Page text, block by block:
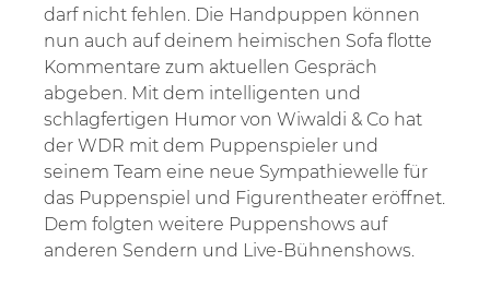
darf nicht fehlen. Die Handpuppen können
nun auch auf deinem heimischen Sofa flotte
Kommentare zum aktuellen Gespräch
abgeben. Mit dem intelligenten und
schlagfertigen Humor von Wiwaldi & Co hat
der WDR mit dem Puppenspieler und
seinem Team eine neue Sympathiewelle für
das Puppenspiel und Figurentheater eröffnet.
Dem folgten weitere Puppenshows auf
anderen Sendern und Live-Bühnenshows.